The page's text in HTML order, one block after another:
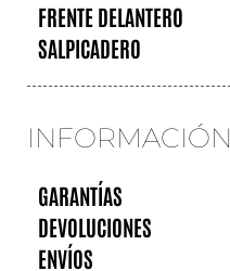
FRENTE DELANTERO
SALPICADERO
INFORMACIÓN
GARANTÍAS
DEVOLUCIONES
ENVÍOS